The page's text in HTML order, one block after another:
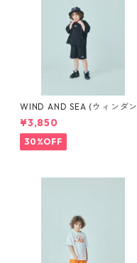
WIND AND SEA (ウィンダン
シー)SMOOTHY x WDS 70%
Child S/S Tee (H_GRAY)
¥3,850
30%OFF